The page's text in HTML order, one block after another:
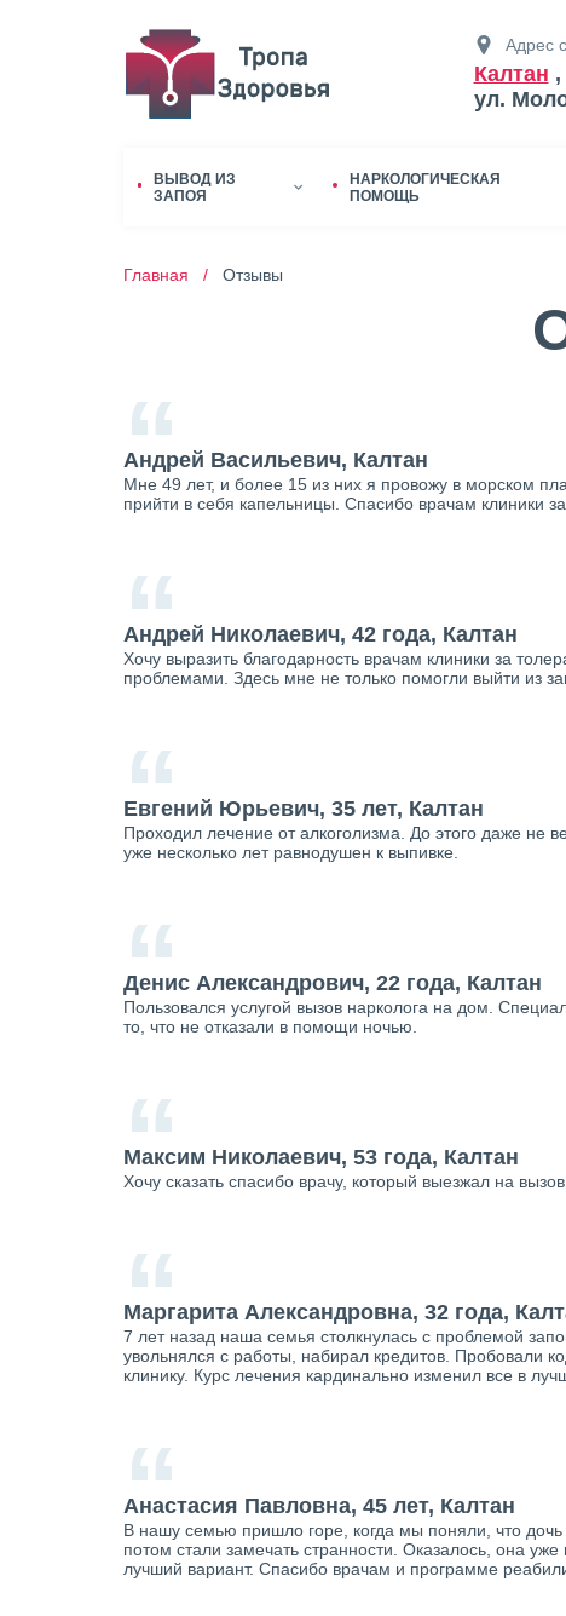
Адрес
Калтан ,
ул.
ВЫВОД ИЗ
ЗАПОЯ
НАРКОЛОГИЧЕСКАЯ
ПОМОЩЬ
Главная / Отзывы
“
Андрей Васильевич, Калтан
Мне 49 лет, и более 15 из них я провожу в морском
прийти в себя капельницы. Спасибо врачам клиники
“
Андрей Николаевич, 42 года, Калтан
Хочу выразить благодарность врачам клиники за
проблемами. Здесь мне не только помогли выйти из
“
Евгений Юрьевич, 35 лет, Калтан
Проходил лечение от алкоголизма. До этого даже не
уже несколько лет равнодушен к выпивке.
“
Денис Александрович, 22 года, Калтан
Пользовался услугой вызов нарколога на дом.
то, что не отказали в помощи ночью.
“
Максим Николаевич, 53 года, Калтан
Хочу сказать спасибо врачу, который выезжал на
“
Маргарита Александровна, 32 года,
7 лет назад наша семья столкнулась с проблемой
увольнялся с работы, набирал кредитов. Пробовали
клинику. Курс лечения кардинально изменил все в
“
Анастасия Павловна, 45 лет, Калтан
В нашу семью пришло горе, когда мы поняли, что
потом стали замечать странности. Оказалось, она
лучший вариант. Спасибо врачам и программе